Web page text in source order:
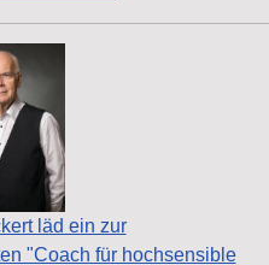
läd ein zur
"Coach für hochsensible